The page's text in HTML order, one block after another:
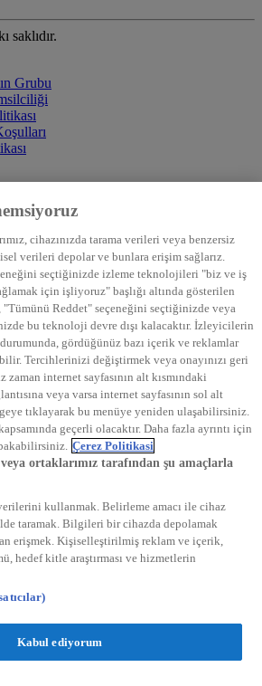
saklıdır.
Grubu
TV
cihazınızda tarama verileri veya benzersiz
verileri depolar ve bunlara erişim sağlarız.
seçtiğinizde izleme teknolojileri "biz ve iş
için işliyoruz" başlığı altında gösterilen
"Tümünü Reddet" seçeneğini seçtiğinizde veya
bu teknoloji devre dışı kalacaktır. İzleyicilerin
durumunda, gördüğünüz bazı içerik ve reklamlar
Tercihlerinizi değiştirmek veya onayınızı geri
internet sayfasının alt kısmındaki
veya varsa internet sayfasının sol alt
tıklayarak bu menüye yeniden ulaşabilirsiniz.
geçerli olacaktır. Daha fazla ayrıntı için
Çerez Politikasi
ortaklarımız tarafından şu amaçlarla
kullanmak. Belirleme amacı ile cihaz
taramak. Bilgileri bir cihazda depolamak
erişmek. Kişiselleştirilmiş reklam ve içerik,
hedef kitle araştırması ve hizmetlerin
Kabul ediyorum